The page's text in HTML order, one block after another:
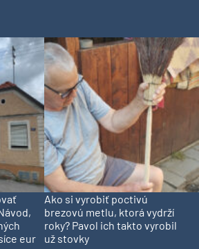
eur
Ako si vyrobiť poctivú
brezovú metlu, ktorá vydrží
roky? Pavol ich takto vyrobil
už stovky